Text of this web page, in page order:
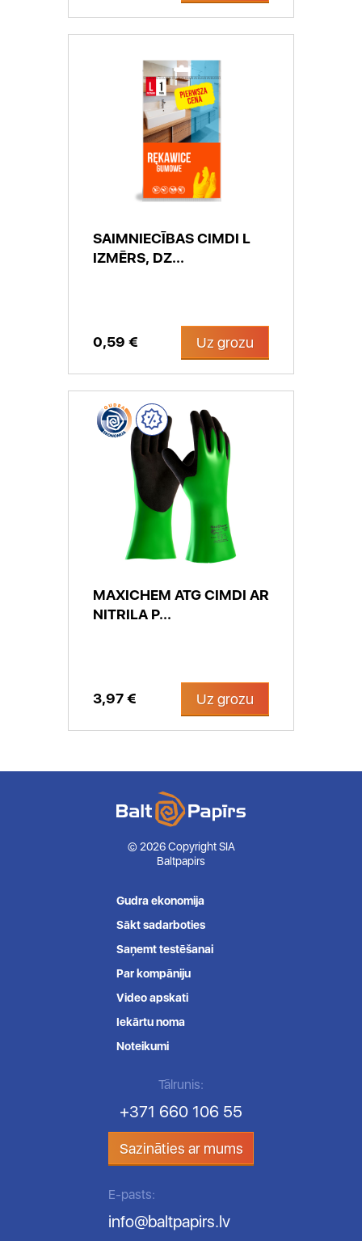
SAIMNIECĪBAS CIMDI L
IZMĒRS, DZ...
0,59 € Uz grozu
MAXICHEM ATG CIMDI AR
NITRILA P...
3,97 € Uz grozu
© 2026 Copyright SIA
Baltpapirs
Gudra ekonomija
Sākt sadarboties
Saņemt testēšanai
Par kompāniju
Video apskati
Iekārtu noma
Noteikumi
Tālrunis:
+371 660 106 55
Sazināties ar mums
E-pasts:
info@baltpapirs.lv